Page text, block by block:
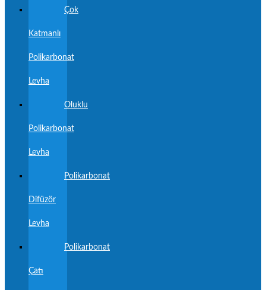
Çok
Katmanlı
Polikarbonat
Levha
Oluklu
Polikarbonat
Levha
Polikarbonat
Difüzör
Levha
Polikarbonat
Çatı